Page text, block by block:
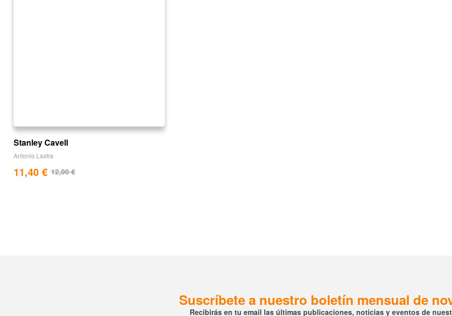
Stanley Cavell
Antonio Lastra
12,00€
11,40 €
Suscríbete a nuestro boletín mensual de
Recibirás en tu email las últimas publicaciones, noticias y eventos de